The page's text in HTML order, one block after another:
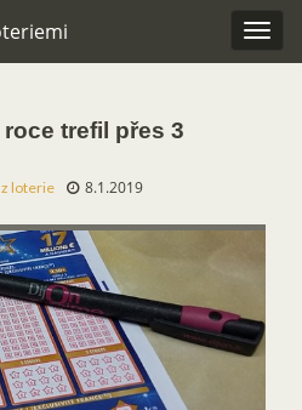
trefil přes 3
z loterie 8.1.2019